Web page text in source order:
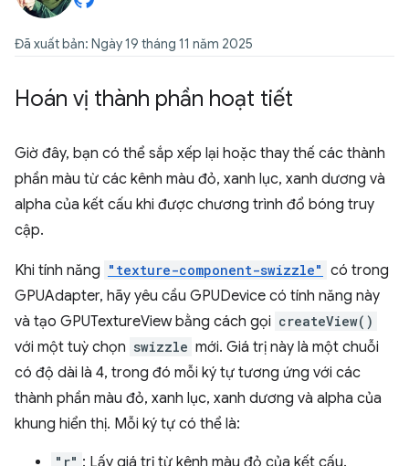
Đã xuất bản: Ngày 19 tháng 11 năm 2025
Hoán vị thành phần hoạt tiết
Giờ đây, bạn có thể sắp xếp lại hoặc thay thế các thành
phần màu từ các kênh màu đỏ, xanh lục, xanh dương và
alpha của kết cấu khi được chương trình đổ bóng truy
cập.
Khi tính năng "texture-component-swizzle" có trong
GPUAdapter, hãy yêu cầu GPUDevice có tính năng này
và tạo GPUTextureView bằng cách gọi createView()
với một tuỳ chọn swizzle mới. Giá trị này là một chuỗi
có độ dài là 4, trong đó mỗi ký tự tương ứng với các
thành phần màu đỏ, xanh lục, xanh dương và alpha của
khung hiển thị. Mỗi ký tự có thể là:
"r" : Lấy giá trị từ kênh màu đỏ của kết cấu.